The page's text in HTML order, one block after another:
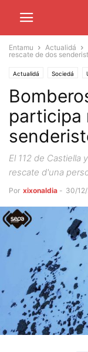
Entamu Actualidá
rescate de dos
Actualidá Sociedá
participa
El 112 de Castiella
rescate d'una
Por xixonaldia - 30/